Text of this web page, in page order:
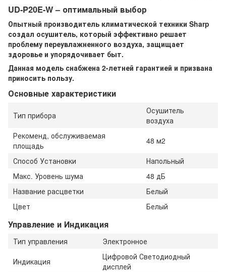
UD-P20E-W – оптимальный выбор
Опытный производитель климатической техники Sharp
создал осушитель, который эффективно решает
проблему переувлажненного воздуха, защищает
здоровье и упорядочивает быт.
Данная модель снабжена 2-летней гарантией и призвана
приносить пользу.
Основные характеристики
Тип прибора
Осушитель
воздуха
Рекоменд, обслуживаемая
площадь
48 м2
Способ Установки
Напольный
Макс. Уровень шума
48 дБ
Название расцветки
Белый
Цвет
Белый
Управление и Индикация
Тип управления
Электронное
Индикация
Цифровой Светодиодный
дисплей